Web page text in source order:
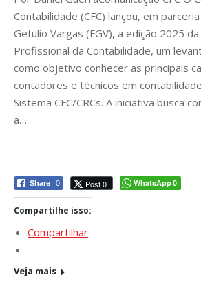
Contabilidade (CFC) lançou, em
Getulio Vargas (FGV), a edição 2025
Profissional da Contabilidade, um
como objetivo conhecer as principais
contadores e técnicos em
Sistema CFC/CRCs. A iniciativa busca
a…
Share 0 Post 0 WhatsApp0
Compartilhe isso:
Compartilhar
Veja mais